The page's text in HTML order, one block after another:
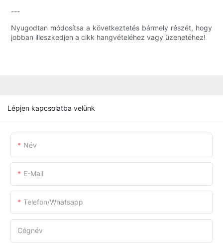
---
Nyugodtan módosítsa a következtetés bármely részét, hogy
jobban illeszkedjen a cikk hangvételéhez vagy üzenetéhez!
Lépjen kapcsolatba velünk
Név
E-Mail
Telefon/whatsapp
Cégnév